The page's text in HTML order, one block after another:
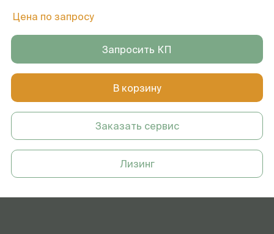
Цена по запросу
Запросить КП
В корзину
Заказать сервис
Лизинг